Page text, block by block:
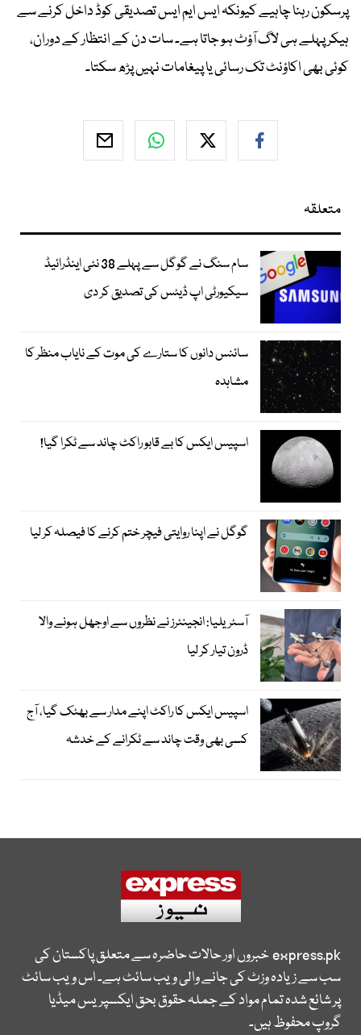
پرسکون رہنا چاہیے کیونکہ ایس ایم ایس تصدیقی کوڈ داخل کرنے سے
ہیکر پہلے ہی لاگ آؤٹ ہو جاتا ہے۔ سات دن کے انتظار کے دوران،
کوئی بھی اکاؤنٹ تک رسائی یا پیغامات نہیں پڑھ سکتا۔
متعلقہ
سام سنگ نے گوگل سے پہلے 38 نئی اینڈرائیڈ
سیکیورٹی اپ ڈیٹس کی تصدیق کر دی
سائنس دانوں کا ستارے کی موت کے نایاب منظر کا
مشاہدہ
اسپیس ایکس کا بے قابو راکٹ چاند سے ٹکرا گیا!
گوگل نے اپنا روایتی فیچر ختم کرنے کا فیصلہ کر لیا
آسٹریلیا: انجینئرز نے نظروں سے اوجھل ہونے والا
ڈرون تیار کر لیا
اسپیس ایکس کا راکٹ اپنے مدار سے بھٹک گیا، آج
کسی بھی وقت چاند سے ٹکرانے کے خدشہ
express.pkخبروں اور حالات حاضرہ سے متعلق پاکستان کی
سب سے زیادہ وزٹ کی جانے والی ویب سائٹ ہے۔ اس ویب سائٹ
پر شائع شدہ تمام مواد کے جملہ حقوق بحق ایکسپریس میڈیا
گروپ محفوظ ہیں۔